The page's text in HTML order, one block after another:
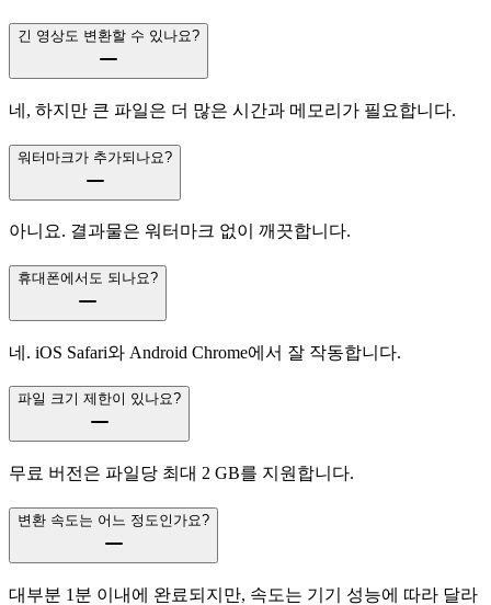
긴 영상도 변환할 수 있나요?
네, 하지만 큰 파일은 더 많은 시간과 메모리가 필요합니다.
워터마크가 추가되나요?
아니요. 결과물은 워터마크 없이 깨끗합니다.
휴대폰에서도 되나요?
네. iOS Safari와 Android Chrome에서 잘 작동합니다.
파일 크기 제한이 있나요?
무료 버전은 파일당 최대 2 GB를 지원합니다.
변환 속도는 어느 정도인가요?
대부분 1분 이내에 완료되지만, 속도는 기기 성능에 따라 달라